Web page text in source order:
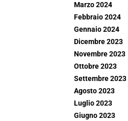
Marzo 2024
Febbraio 2024
Gennaio 2024
Dicembre 2023
Novembre 2023
Ottobre 2023
Settembre 2023
Agosto 2023
Luglio 2023
Giugno 2023